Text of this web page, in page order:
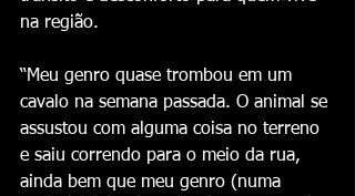
na região.
“Meu genro quase trombou em um
cavalo na semana passada. O animal se
assustou com alguma coisa no terreno
e saiu correndo para o meio da rua,
ainda bem que meu genro (numa